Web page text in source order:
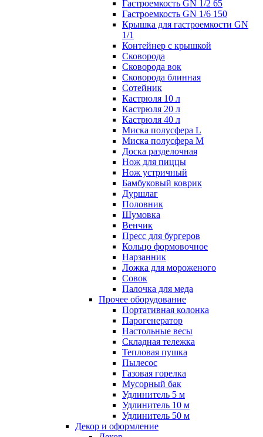
Гастроемкость GN 1/2 65
Гастроемкость GN 1/6 150
Крышка для гастроемкости GN
1/1
Контейнер с крышкой
Сковорода
Сковорода вок
Сковорода блинная
Сотейник
Кастрюля 10 л
Кастрюля 20 л
Кастрюля 40 л
Миска полусфера L
Миска полусфера M
Доска разделочная
Нож для пиццы
Нож устричный
Бамбуковый коврик
Дуршлаг
Половник
Шумовка
Венчик
Пресс для бургеров
Кольцо формовочное
Нарзанник
Ложка для мороженого
Совок
Палочка для меда
Прочее оборудование
Портативная колонка
Парогенератор
Настольные весы
Складная тележка
Тепловая пушка
Пылесос
Газовая горелка
Мусорный бак
Удлинитель 5 м
Удлинитель 10 м
Удлинитель 50 м
Декор и оформление